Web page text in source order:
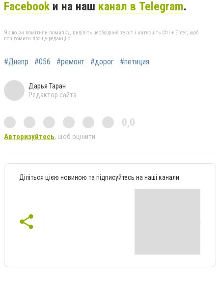
Facebook и на наш канал в Telegram.
Якщо ви помітили помилку, виділіть необхідний текст і натисніть Ctrl + Enter, щоб
повідомити про це редакцію
#Днепр #056 #ремонт #дорог #петиция
Дарья Таран
Редактор сайта
0,0
Авторизуйтесь, щоб оцінити
Діліться цією новиною та підписуйтесь на наші канали